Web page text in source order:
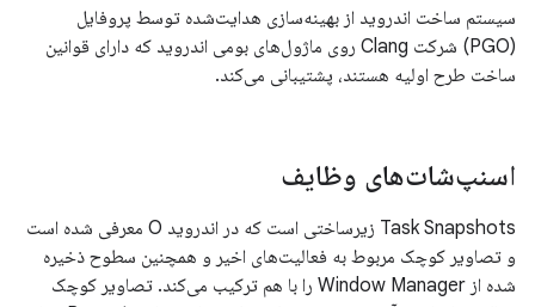
سیستم ساخت اندروید از بهینه‌سازی هدایت‌شده توسط پروفایل
(PGO) شرکت Clang روی ماژول‌های بومی اندروید که دارای قوانین
ساخت طرح اولیه هستند، پشتیبانی می‌کند.
اسنپ‌شات‌های وظایف
Task Snapshots زیرساختی است که در اندروید O معرفی شده است
و تصاویر کوچک مربوط به فعالیت‌های اخیر و همچنین سطوح ذخیره
شده از Window Manager را با هم ترکیب می‌کند. تصاویر کوچک